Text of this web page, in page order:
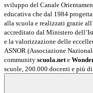
sviluppo del Canale
educativa che dal 1984
alla scuola e realizzati grazie
accreditato dal Ministero
e la valorizzazione delle
ASNOR (Associazione
community scuola.net e
scuole, 200.000 docenti e più